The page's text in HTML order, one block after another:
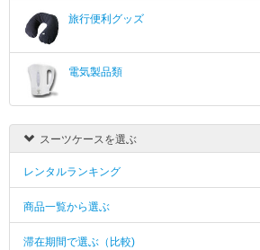
旅行便利グッズ
電気製品類
スーツケースを選ぶ
レンタルランキング
商品一覧から選ぶ
滞在期間で選ぶ（比較)